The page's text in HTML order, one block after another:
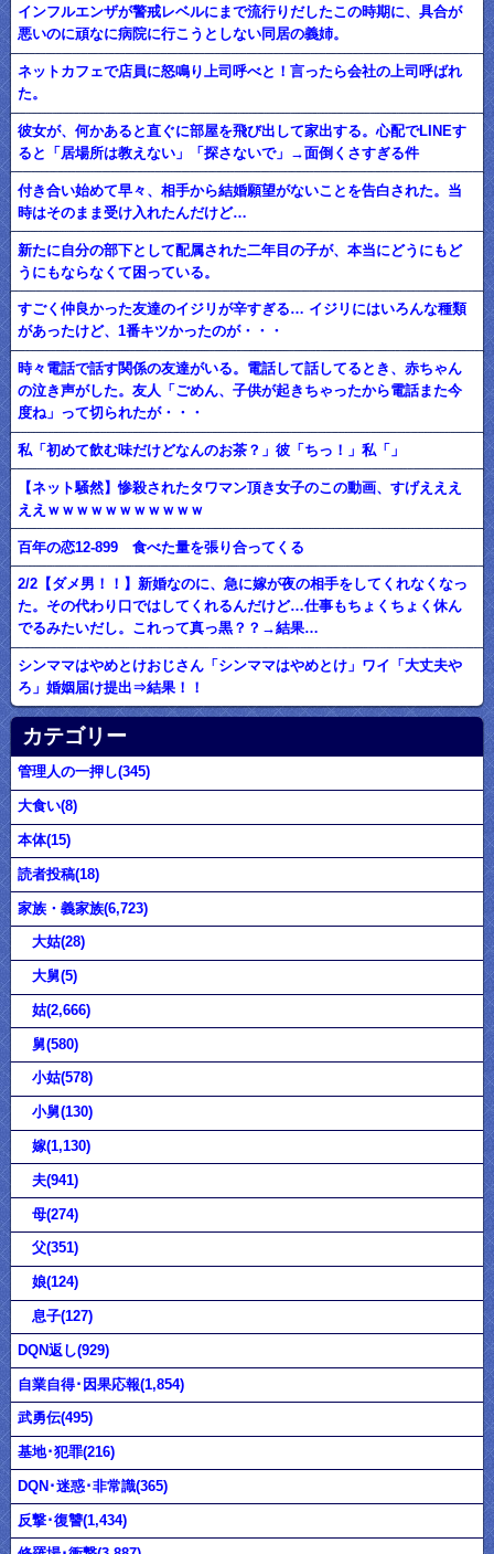
インフルエンザが警戒レベルにまで流行りだしたこの時期に、具合が
悪いのに頑なに病院に行こうとしない同居の義姉。
ネットカフェで店員に怒鳴り上司呼べと！言ったら会社の上司呼ばれ
た。
彼女が、何かあると直ぐに部屋を飛び出して家出する。心配でLINEす
ると「居場所は教えない」「探さないで」→面倒くさすぎる件
付き合い始めて早々、相手から結婚願望がないことを告白された。当
時はそのまま受け入れたんだけど…
新たに自分の部下として配属された二年目の子が、本当にどうにもど
うにもならなくて困っている。
すごく仲良かった友達のイジリが辛すぎる… イジリにはいろんな種類
があったけど、1番キツかったのが・・・
時々電話で話す関係の友達がいる。電話して話してるとき、赤ちゃん
の泣き声がした。友人「ごめん、子供が起きちゃったから電話また今
度ね」って切られたが・・・
私「初めて飲む味だけどなんのお茶？」彼「ちっ！」私「」
【ネット騒然】惨殺されたタワマン頂き女子のこの動画、すげえええ
ええｗｗｗｗｗｗｗｗｗｗｗ
百年の恋12-899 食べた量を張り合ってくる
2/2【ダメ男！！】新婚なのに、急に嫁が夜の相手をしてくれなくなっ
た。その代わり口ではしてくれるんだけど…仕事もちょくちょく休ん
でるみたいだし。これって真っ黒？？→結果…
シンママはやめとけおじさん「シンママはやめとけ」ワイ「大丈夫や
ろ」婚姻届け提出⇒結果！！
カテゴリー
管理人の一押し(345)
大食い(8)
本体(15)
読者投稿(18)
家族・義家族(6,723)
大姑(28)
大舅(5)
姑(2,666)
舅(580)
小姑(578)
小舅(130)
嫁(1,130)
夫(941)
母(274)
父(351)
娘(124)
息子(127)
DQN返し(929)
自業自得･因果応報(1,854)
武勇伝(495)
基地･犯罪(216)
DQN･迷惑･非常識(365)
反撃･復讐(1,434)